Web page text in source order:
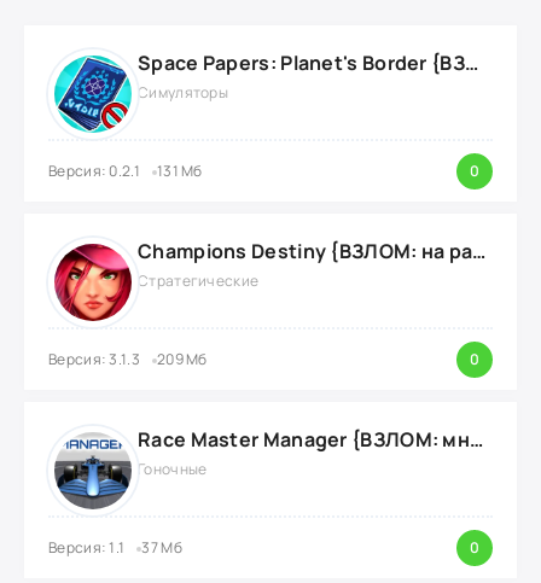
Space Papers: Planet's Border {ВЗЛОМ: энергию}
Симуляторы
Версия: 0.2.1 131 Мб 0
Champions Destiny {ВЗЛОМ: на радар}
Стратегические
Версия: 3.1.3 209 Мб 0
Race Master Manager {ВЗЛОМ: много денег}
Гоночные
Версия: 1.1 37 Мб 0